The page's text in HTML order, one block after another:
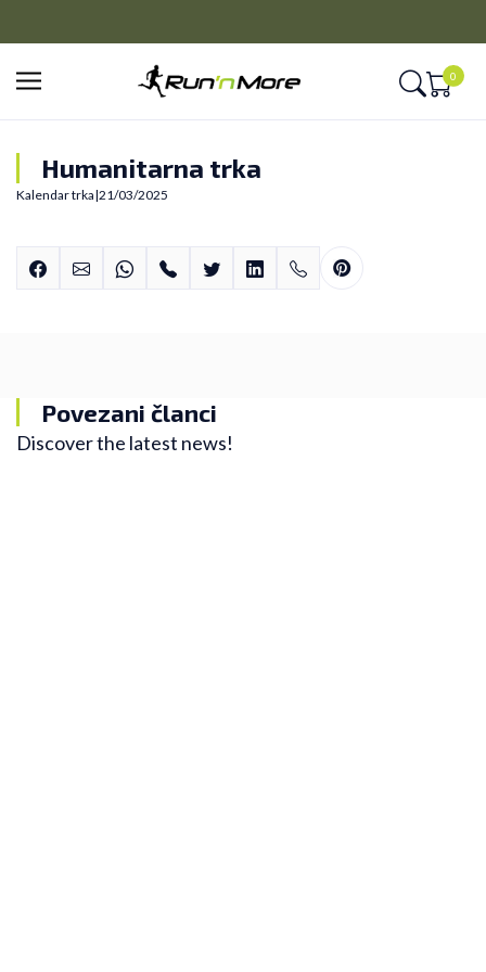
0
Humanitarna trka
Kalendar trka|21/03/2025
Povezani članci
Discover the latest news!